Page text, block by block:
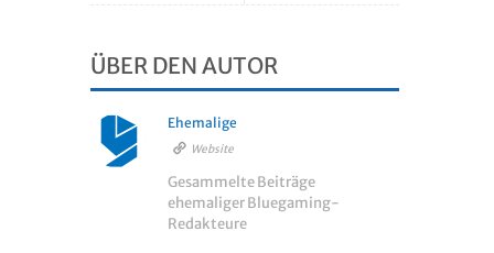
ÜBER DEN AUTOR
Ehemalige
Website
Gesammelte Beiträge
ehemaliger Bluegaming-
Redakteure